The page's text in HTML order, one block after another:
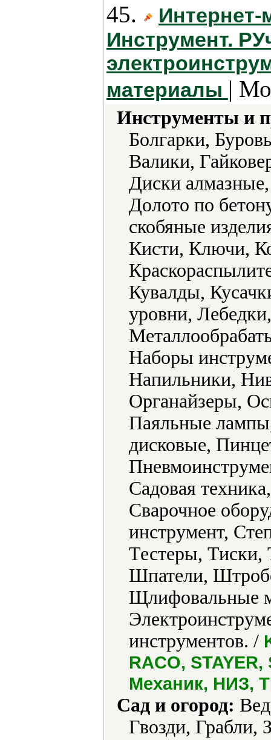
45.
Интернет-
Инструмент.
материалы |
Инструменты и
Болгарки,
Валики,
Диски
Долото по
скобяные
Кисти, Ключи,
Кувалды,
уровни,
Наборы
Напильники,
Органайзеры,
Паяльные
дисковые,
Садовая
Сварочное
инструмент,
Тестеры,
Шпатели,
Щлифовальные
инструментов. /
RACO,
Механик, НИЗ,
Сад и огород:
Гвозди, Грабли,